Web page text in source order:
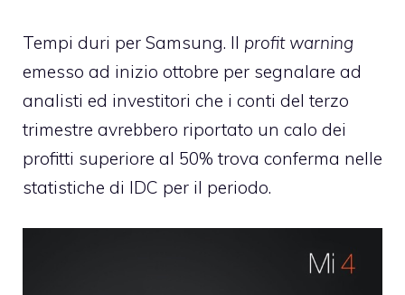
Tempi duri per Samsung. Il profit warning
emesso ad inizio ottobre per segnalare ad
analisti ed investitori che i conti del terzo
trimestre avrebbero riportato un calo dei
profitti superiore al 50% trova conferma nelle
statistiche di IDC per il periodo.